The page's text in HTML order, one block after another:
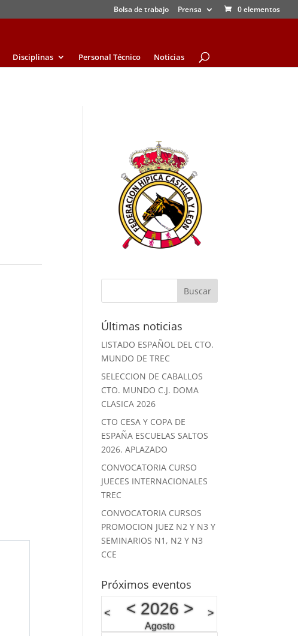
Bolsa de trabajo Prensa 0 elementos
Disciplinas Personal Técnico Noticias
Últimas noticias
LISTADO ESPAÑOL DEL CTO.
MUNDO DE TREC
SELECCION DE CABALLOS
CTO. MUNDO C.J. DOMA
CLASICA 2026
CTO CESA Y COPA DE
ESPAÑA ESCUELAS SALTOS
2026. APLAZADO
CONVOCATORIA CURSO
JUECES INTERNACIONALES
TREC
CONVOCATORIA CURSOS
PROMOCION JUEZ N2 Y N3 Y
SEMINARIOS N1, N2 Y N3
CCE
Próximos eventos
< <2026 >
Agosto
>